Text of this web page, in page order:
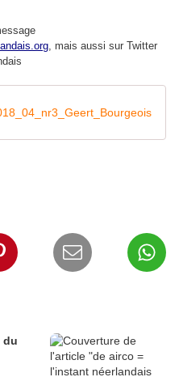
, mais aussi sur Twitter
du